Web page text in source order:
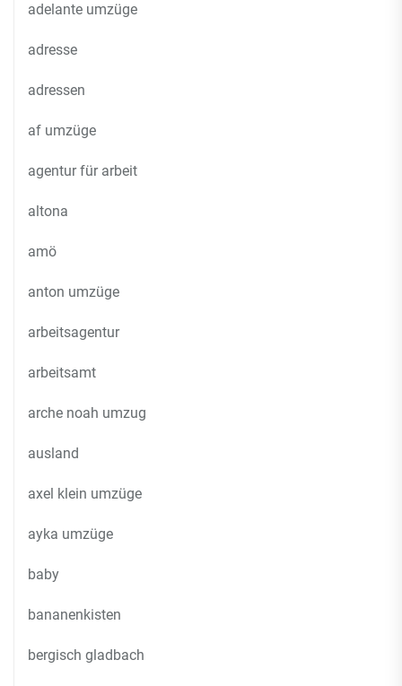
adelante umzüge
adresse
adressen
af umzüge
agentur für arbeit
altona
amö
anton umzüge
arbeitsagentur
arbeitsamt
arche noah umzug
ausland
axel klein umzüge
ayka umzüge
baby
bananenkisten
bergisch gladbach